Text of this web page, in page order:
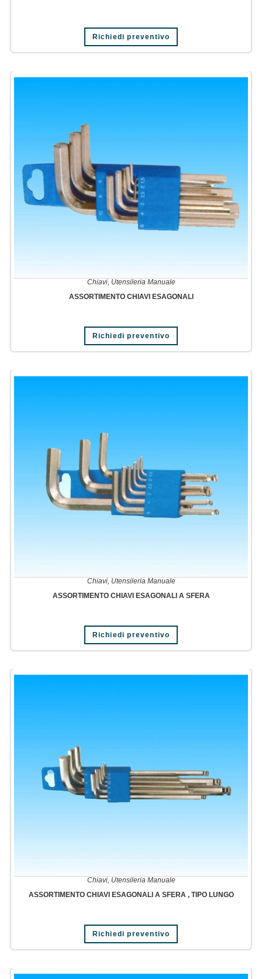
Richiedi preventivo
Chiavi, Utensileria Manuale
ASSORTIMENTO CHIAVI ESAGONALI
Richiedi preventivo
Chiavi, Utensileria Manuale
ASSORTIMENTO CHIAVI ESAGONALI A SFERA
Richiedi preventivo
Chiavi, Utensileria Manuale
ASSORTIMENTO CHIAVI ESAGONALI A SFERA , TIPO LUNGO
Richiedi preventivo